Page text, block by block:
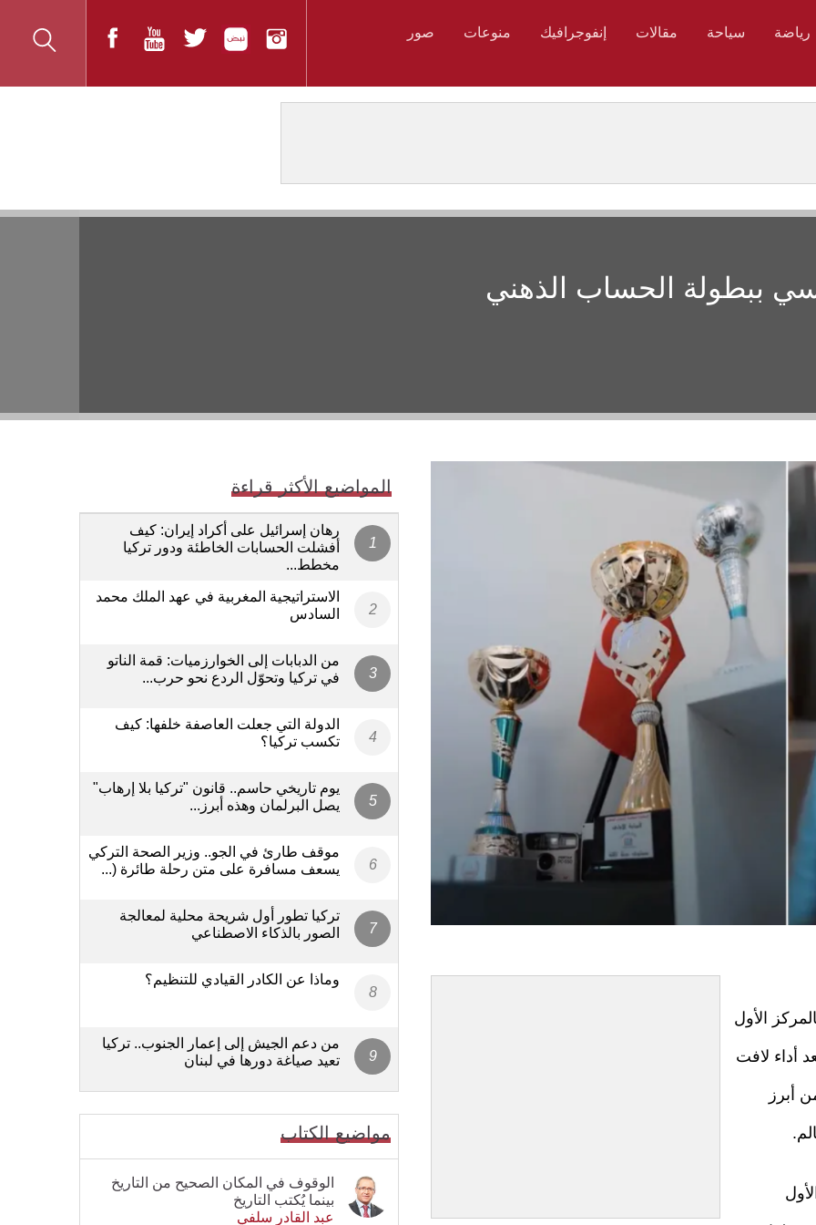
رياضة سياحة مقالات إنفوجرافيك منوعات صور
ببطولة الحساب الذهني
الأول
للحساب الذهني لعام 2026، بعد أداء لافت
أبرز
المواضيع الأكثر قراءة
رهان إسرائيل على أكراد إيران: كيف
أفشلت الحسابات الخاطئة ودور تركيا
مخطط...
الاستراتيجية المغربية في عهد الملك محمد
السادس
من الدبابات إلى الخوارزميات: قمة الناتو
في تركيا وتحوّل الردع نحو حرب...
الدولة التي جعلت العاصفة خلفها: كيف
تكسب تركيا؟
يوم تاريخي حاسم.. قانون "تركيا بلا إرهاب"
يصل البرلمان وهذه أبرز...
موقف طارئ في الجو.. وزير الصحة التركي
يسعف مسافرة على متن رحلة طائرة (...
تركيا تطور أول شريحة محلية لمعالجة
الصور بالذكاء الاصطناعي
وماذا عن الكادر القيادي للتنظيم؟
من دعم الجيش إلى إعمار الجنوب.. تركيا
تعيد صياغة دورها في لبنان
مواضيع الكتاب
الوقوف في المكان الصحيح من التاريخ
بينما يُكتب التاريخ
عبد القادر سلفي